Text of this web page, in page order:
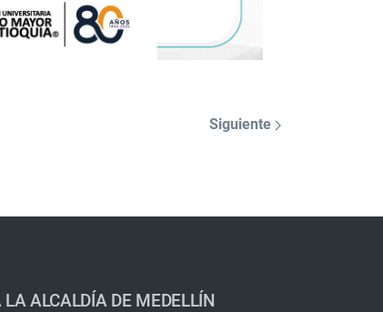
Siguiente
ALCALDÍA DE MEDELLÍN